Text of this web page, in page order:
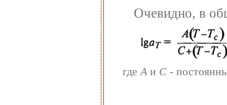
Очевидно, в
где А и С -